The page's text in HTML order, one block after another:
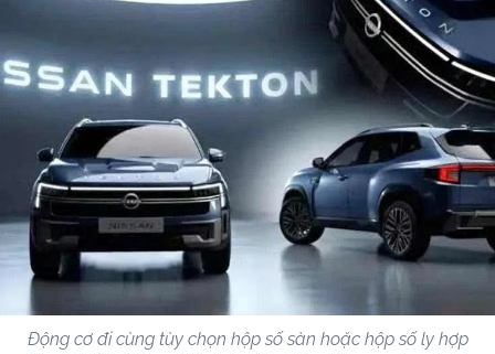
Động cơ đi cùng tùy chọn hộp số sàn hoặc hộp số ly hợp